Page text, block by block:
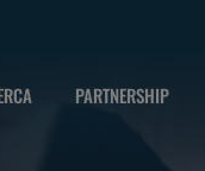
PARTNERSHIP